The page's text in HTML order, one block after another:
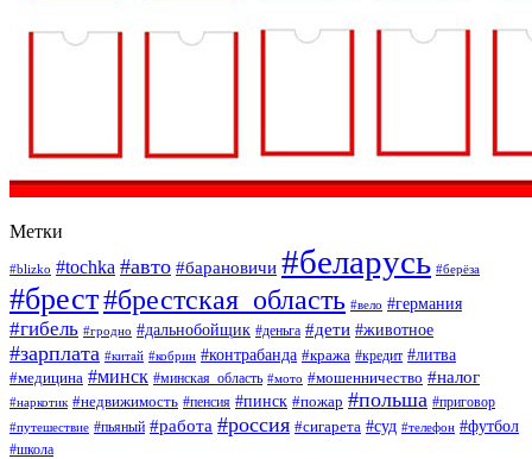
Метки
#blizko #tochka #авто #барановичи #беларусь #берёза
#брест#брестская_область #вело #германия
#гибель #гродно #дальнобойщик #деньга #дети #животное
#зарплата #китай #кобрин #контрабанда #кража #кредит #литва
#медицина #минск #минская_область #мото #мошенничество #налог
#наркотик #недвижимость #пенсия #пинск #пожар #польша #приговор
#путешествие #пьяный #работа #россия #сигарета #суд #телефон #футбол
#школа